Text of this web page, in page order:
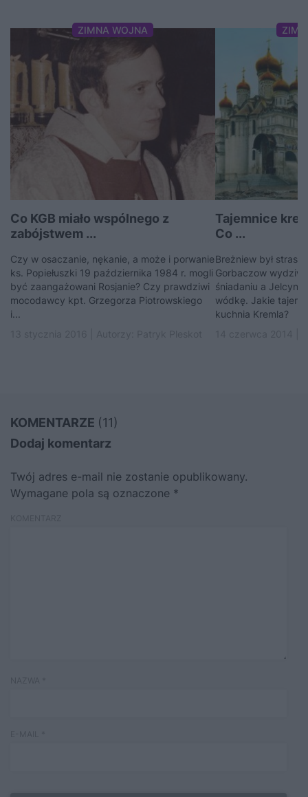
ZIMNA WOJNA
Co KGB miało wspólnego z
zabójstwem ...
Czy w osaczanie, nękanie, a może i porwanie
ks. Popiełuszki 19 października 1984 r. mogli
być zaangażowani Rosjanie? Czy prawdziwi
mocodawcy kpt. Grzegorza Piotrowskiego
i...
Tajemnice
Co ...
Breżniew był
Gorbaczow
śniadaniu a Jelcyn
wódkę. Jakie
kuchnia Kremla?
KOMENTARZE (11)
Dodaj komentarz
Twój adres e-mail nie zostanie opublikowany.
Wymagane pola są oznaczone *